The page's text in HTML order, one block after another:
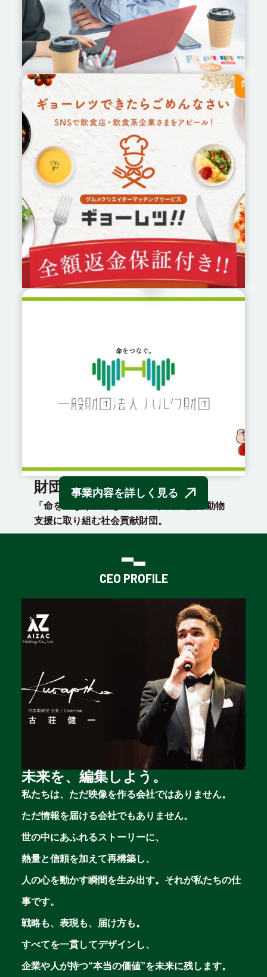
クリエイターPR/キャスティ
ング
総フォロワー3億人規模のネットワークから最
適な人材を。
企画から拡散まで一貫対応。
ギョーレツ
グルメ系クリエイターとのマッチングで話題
と集客を一気に加速。
財団運営
「命をつなぐ。」をテーマに人道支援・動物
支援に取り組む社会貢献財団。
事業内容を詳しく見る
CEO PROFILE
未来を、編集しよう。
私たちは、ただ映像を作る会社ではありません。
ただ情報を届ける会社でもありません。
世の中にあふれるストーリーに、
熱量と信頼を加えて再構築し、
人の心を動かす瞬間を生み出す。それが私たちの仕
事です。
戦略も、表現も、届け方も。
すべてを一貫してデザインし、
企業や人が持つ“本当の価値”を未来に残します。